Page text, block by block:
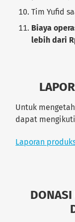
Tim Yufid
Biaya
lebih dari
Untuk
dapat
Laporan